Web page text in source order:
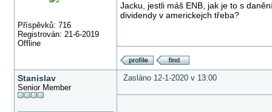
Příspěvků: 716
Registrován: 21-6-2019
Offline
Jacku, jestli máš ENB, jak je to s
dividendy v americkejch třeba?
Stanislav
Senior Member
Zasláno 12-1-2020 v 13:00